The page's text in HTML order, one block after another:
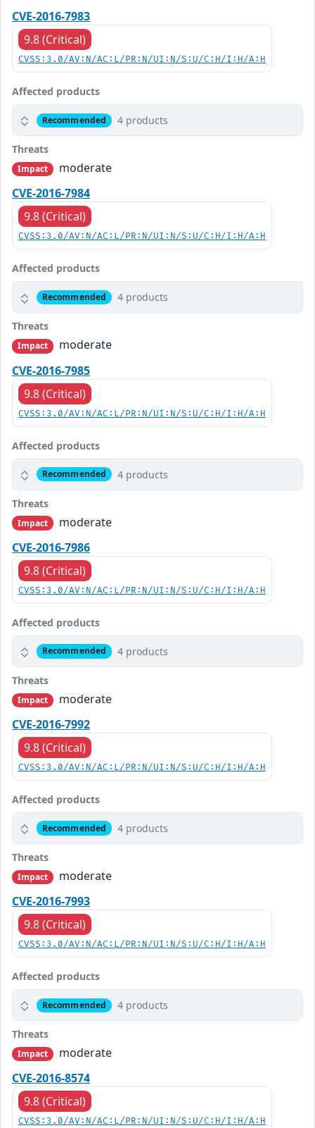
CVE-2016-7983
9.8 (Critical)
CVSS:3.0/AV:N/AC:L/PR:N/UI:N/S:U/C:H/I:H/A:H
Affected products
Recommended 4 products
Threats
Impact
moderate
CVE-2016-7984
9.8 (Critical)
CVSS:3.0/AV:N/AC:L/PR:N/UI:N/S:U/C:H/I:H/A:H
Affected products
Recommended 4 products
Threats
Impact
moderate
CVE-2016-7985
9.8 (Critical)
CVSS:3.0/AV:N/AC:L/PR:N/UI:N/S:U/C:H/I:H/A:H
Affected products
Recommended 4 products
Threats
Impact
moderate
CVE-2016-7986
9.8 (Critical)
CVSS:3.0/AV:N/AC:L/PR:N/UI:N/S:U/C:H/I:H/A:H
Affected products
Recommended 4 products
Threats
Impact
moderate
CVE-2016-7992
9.8 (Critical)
CVSS:3.0/AV:N/AC:L/PR:N/UI:N/S:U/C:H/I:H/A:H
Affected products
Recommended 4 products
Threats
Impact
moderate
CVE-2016-7993
9.8 (Critical)
CVSS:3.0/AV:N/AC:L/PR:N/UI:N/S:U/C:H/I:H/A:H
Affected products
Recommended 4 products
Threats
Impact
moderate
CVE-2016-8574
9.8 (Critical)
CVSS:3.0/AV:N/AC:L/PR:N/UI:N/S:U/C:H/I:H/A:H